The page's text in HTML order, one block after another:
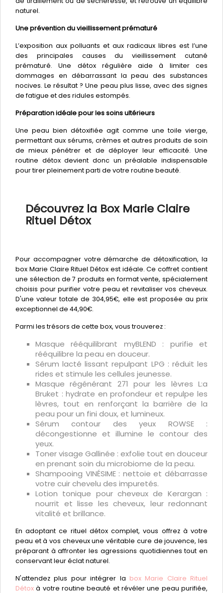
naturel.
Une prévention du vieillissement prématuré
L’exposition aux polluants et aux radicaux libres est l’une
des principales causes du vieillissement cutané
prématuré. Une détox régulière aide à limiter ces
dommages en débarrassant la peau des substances
nocives. Le résultat ? Une peau plus lisse, avec des signes
de fatigue et des ridules estompés.
Préparation idéale pour les soins ultérieurs
Une peau bien détoxifiée agit comme une toile vierge,
permettant aux sérums, crèmes et autres produits de soin
de mieux pénétrer et de déployer leur efficacité. Une
routine détox devient donc un préalable indispensable
pour tirer pleinement parti de votre routine beauté.
Découvrez la Box Marie Claire
Rituel Détox
Pour accompagner votre démarche de détoxification, la
box Marie Claire Rituel Détox est idéale. Ce coffret contient
une sélection de 7 produits en format vente, spécialement
choisis pour purifier votre peau et revitaliser vos cheveux.
D'une valeur totale de 304,95€, elle est proposée au prix
exceptionnel de 44,90€.
Parmi les trésors de cette box, vous trouverez :
Masque rééquilibrant myBLEND : purifie et
rééquilibre la peau en douceur.
Sérum lacté lissant repulpant LPG : réduit les
rides et stimule les cellules jeunesse.
Masque régénérant 271 pour les lèvres L:a
Bruket : hydrate en profondeur et repulpe les
lèvres, tout en renforçant la barrière de la
peau pour un fini doux, et lumineux.
Sérum contour des yeux ROWSE :
décongestionne et illumine le contour des
yeux.
Toner visage Gallinée : exfolie tout en douceur
en prenant soin du microbiome de la peau.
Shampooing VINÉSIME : nettoie et débarrasse
votre cuir chevelu des impuretés.
Lotion tonique pour cheveux de Kerargan :
nourrit et lisse les cheveux, leur redonnant
vitalité et brillance.
En adoptant ce rituel détox complet, vous offrez à votre
peau et à vos cheveux une véritable cure de jouvence, les
préparant à affronter les agressions quotidiennes tout en
conservant leur éclat naturel.
N'attendez plus pour intégrer la box Marie Claire Rituel
Détox à votre routine beauté et révéler une peau purifiée,